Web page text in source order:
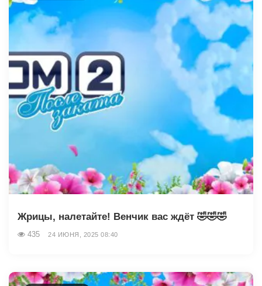
Жрицы, налетайте! Венчик вас ждёт 🤣🤣🤣
435 24 ИЮНЯ, 2025 08:40